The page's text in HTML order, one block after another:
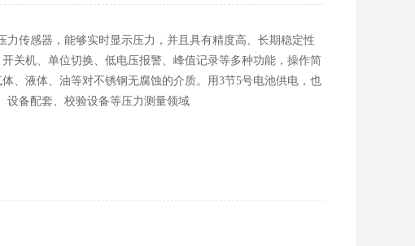
传感器，能够实时显示压力，并且具有精度高、长期稳定性
关机、单位切换、低电压报警、峰值记录等多种功能，操作简
、液体、油等对不锈钢无腐蚀的介质。用3节5号电池供电，也
设备配套、校验设备等压力测量领域